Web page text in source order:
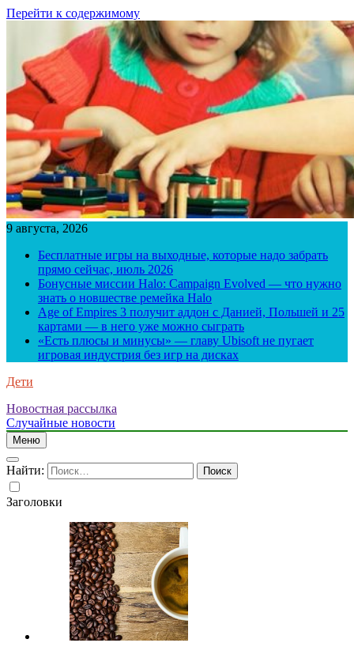
Перейти к содержимому
9 августа, 2026
Бесплатные игры на выходные, которые надо забрать
прямо сейчас, июль 2026
Бонусные миссии Halo: Campaign Evolved — что нужно
знать о новшестве ремейка Halo
Age of Empires 3 получит аддон с Данией, Польшей и 25
картами — в него уже можно сыграть
«Есть плюсы и минусы» — главу Ubisoft не пугает
игровая индустрия без игр на дисках
Дети
Новостная рассылка
Случайные новости
Меню
Найти:
Заголовки